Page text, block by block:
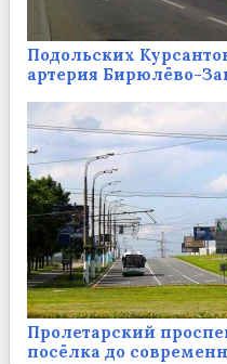
Подольских
артерия Бирюлёво-
Пролетарский
посёлка до